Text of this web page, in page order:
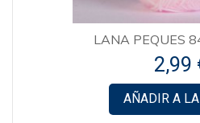
LANA PEQUES
2,99
AÑADIR A